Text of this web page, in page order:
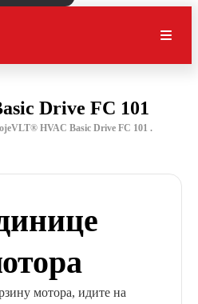
Drive FC 101
HVAC Basic Drive FC 101 .
мотора, идите на